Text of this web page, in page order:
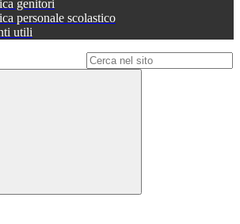
genitori
personale scolastico
utili